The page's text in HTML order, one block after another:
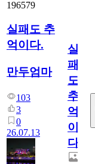
196579
실패도 추
억이다.
만두엄마
103
3
0
26.07.13
실
패
도
추
억
이
다.